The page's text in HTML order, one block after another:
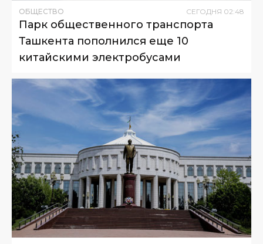
ОБЩЕСТВО СЕГОДНЯ 02:48
Парк общественного транспорта
Ташкента пополнился еще 10
китайскими электробусами